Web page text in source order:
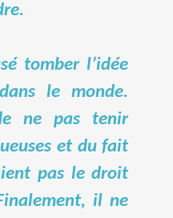
tomber l’idée
le monde.
ne pas tenir
et du fait
pas le droit
il ne